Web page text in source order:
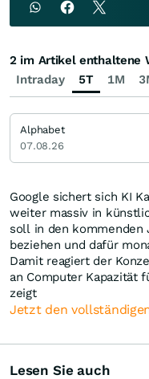
Google sichert sich KI
weiter massiv in
soll in den kommenden
beziehen und dafür
Damit reagiert der
an Computer Kapazität
zeigt
Jetzt den
Lesen Sie auch
Intraday 5T 1M
2 im Artikel enthaltene
Alphabet
07.08.26